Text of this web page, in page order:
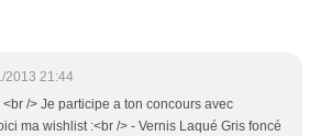
2013 21:44
/> Je participe a ton concours avec
ma wishlist :<br /> - Vernis Laqué Gris foncé